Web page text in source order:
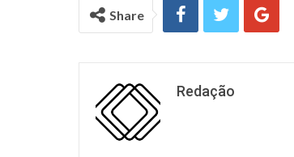
Share
Redação